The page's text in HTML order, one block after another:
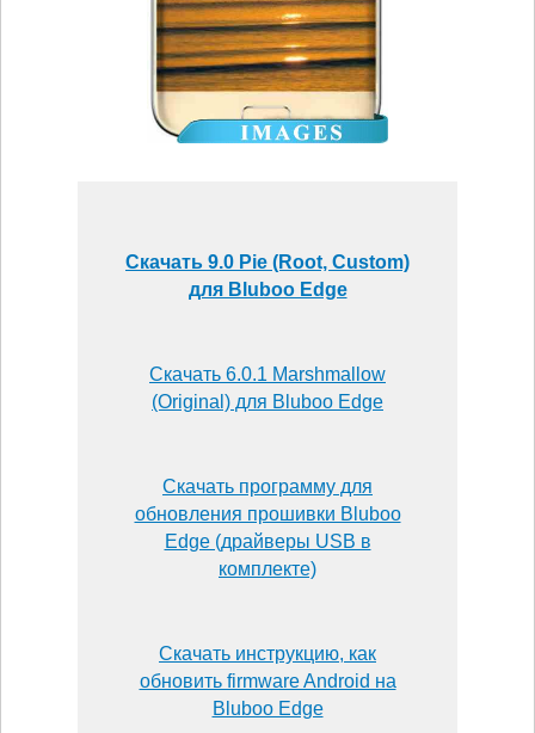
Скачать 9.0 Pie (Root, Custom)
для Bluboo Edge
Скачать 6.0.1 Marshmallow
(Original) для Bluboo Edge
Скачать программу для
обновления прошивки Bluboo
Edge (драйверы USB в
комплекте)
Скачать инструкцию, как
обновить firmware Android на
Bluboo Edge